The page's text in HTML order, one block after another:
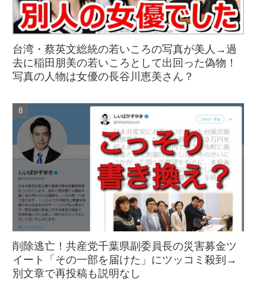
台湾・蔡英文総統の若いころの写真が美人→過
去に稲田朋美の若いころとして出回った偽物！
写真の人物は女優の長谷川恵美さん？
削除逃亡！共産党千葉県副委員長の災害募金ツ
イート「その一部を届けた」にツッコミ殺到→
別文章で再投稿も説明なし